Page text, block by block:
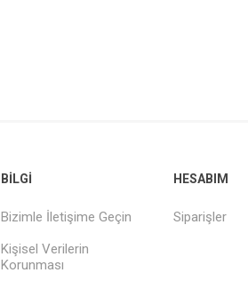
BILGI
Bizimle İletişime Geçin
Kişisel Verilerin
Korunması
HESABIM
Siparişler